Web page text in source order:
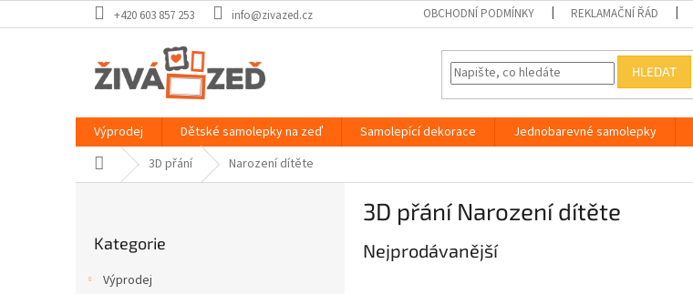
na
+420 603 857 253 info@zivazed.cz OBCHODNÍ PODMÍNKY REKLAMAČNÍ ŘÁD
HLEDAT
Výprodej Dětské samolepky na zeď Samolepící dekorace Jednobarevné samolepky
Domů 3D přání Narození dítěte
kategorie
Kategorie
Výprodej
3D přání Narození dítěte
Nejprodávanější